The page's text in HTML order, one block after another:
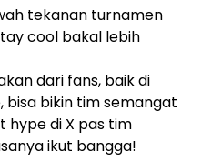
tekanan turnamen
cool bakal lebih
dari fans, baik di
bisa bikin tim semangat
hype di X pas tim
ikut bangga!